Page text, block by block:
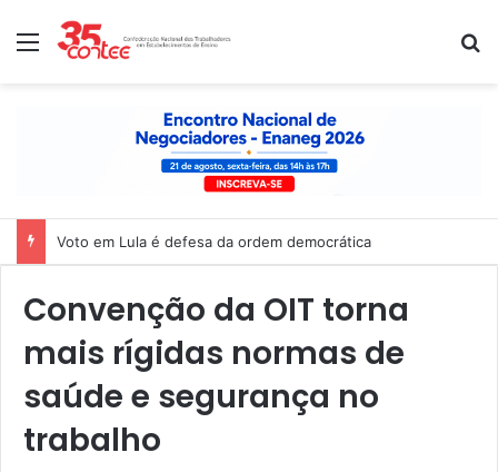
Menu
Voto em Lula é defesa da ordem democrática
Convenção da OIT torna
mais rígidas normas de
saúde e segurança no
trabalho